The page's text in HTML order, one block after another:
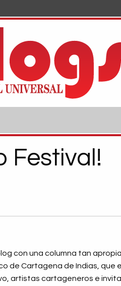
Festival!
con una columna tan
de Cartagena de Indias, que
artistas cartageneros e